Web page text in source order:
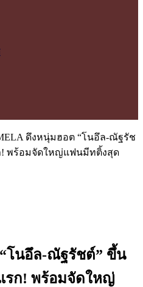
ดึงหนุ่มฮอต “โนอึล-ณัฐรัช
! พร้อมจัดใหญ่แฟนมีทติ้งสุด
โนอึล-ณัฐรัชต์” ขึ้น
รก! พร้อมจัดใหญ่